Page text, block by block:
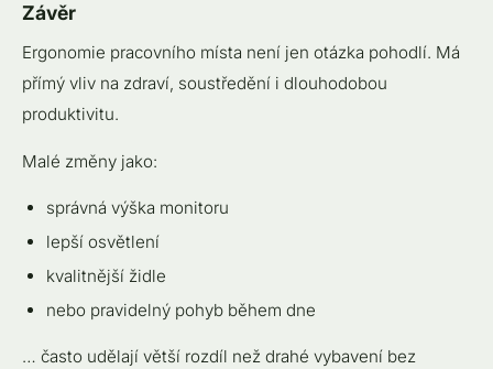
Závěr
Ergonomie pracovního místa není jen otázka pohodlí. Má
přímý vliv na zdraví, soustředění i dlouhodobou
produktivitu.
Malé změny jako:
správná výška monitoru
lepší osvětlení
kvalitnější židle
nebo pravidelný pohyb během dne
… často udělají větší rozdíl než drahé vybavení bez